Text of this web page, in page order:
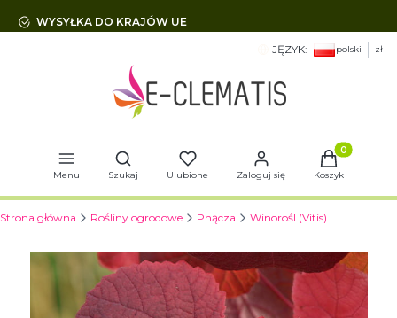
WYSYŁKA DO KRAJÓW UE
JĘZYK: polski zł
Menu
Otwórz wyszukiwarkę
Szukaj Ulubione Zaloguj się
Produkty
Koszyk
Strona główna Rośliny ogrodowe Pnącza Winorośl (Vitis)